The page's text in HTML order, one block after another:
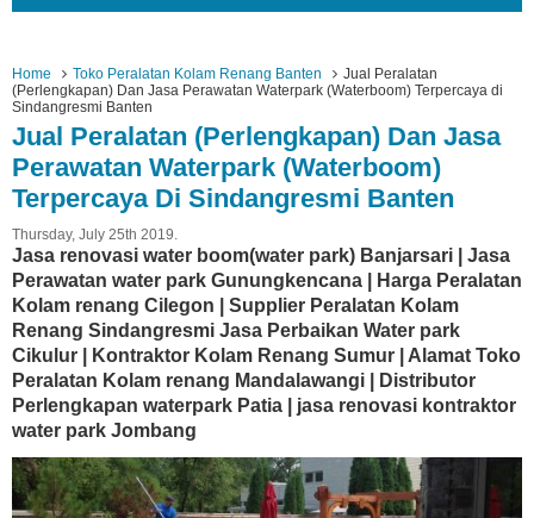
Home Toko Peralatan Kolam Renang Banten
Jual Peralatan
(Perlengkapan) Dan Jasa Perawatan Waterpark (Waterboom) Terpercaya di
Sindangresmi Banten
Jual Peralatan (Perlengkapan) Dan Jasa
Perawatan Waterpark (Waterboom)
Terpercaya Di Sindangresmi Banten
Thursday, July 25th 2019.
Jasa renovasi water boom(water park) Banjarsari | Jasa
Perawatan water park Gunungkencana | Harga Peralatan
Kolam renang Cilegon | Supplier Peralatan Kolam
Renang Sindangresmi Jasa Perbaikan Water park
Cikulur | Kontraktor Kolam Renang Sumur | Alamat Toko
Peralatan Kolam renang Mandalawangi | Distributor
Perlengkapan waterpark Patia | jasa renovasi kontraktor
water park Jombang